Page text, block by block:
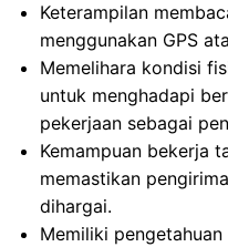
Keterampilan
menggunakan GPS
Memelihara kondisi
untuk menghadapi
pekerjaan sebagai
Kemampuan bekerja
memastikan
dihargai.
Memiliki